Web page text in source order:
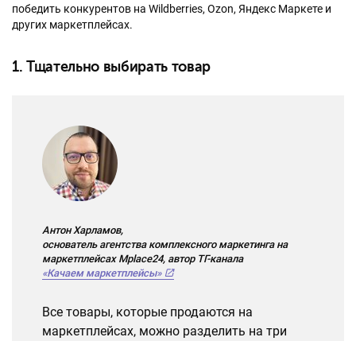
победить конкурентов на Wildberries, Ozon, Яндекс Маркете и
других маркетплейсах.
1. Тщательно выбирать товар
Антон Харламов,
основатель агентства комплексного маркетинга на
маркетплейсах Mplace24, автор ТГ-канала
«Качаем маркетплейсы»
Все товары, которые продаются на
маркетплейсах, можно разделить на три